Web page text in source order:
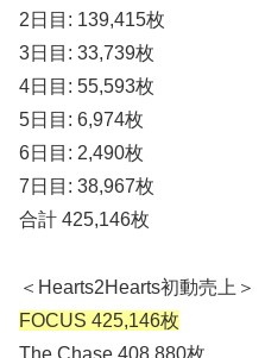
2日目: 139,415枚
3日目: 33,739枚
4日目: 55,593枚
5日目: 6,974枚
6日目: 2,490枚
7日目: 38,967枚
合計 425,146枚
＜Hearts2Hearts初動売上＞
FOCUS 425,146枚
The Chase 408,880枚